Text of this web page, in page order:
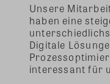
Unsere
haben eine
Digitale
interessant für